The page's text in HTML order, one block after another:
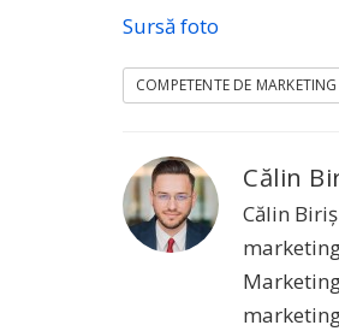
Sursă foto
COMPETENTE DE MARKETING
Călin
Călin